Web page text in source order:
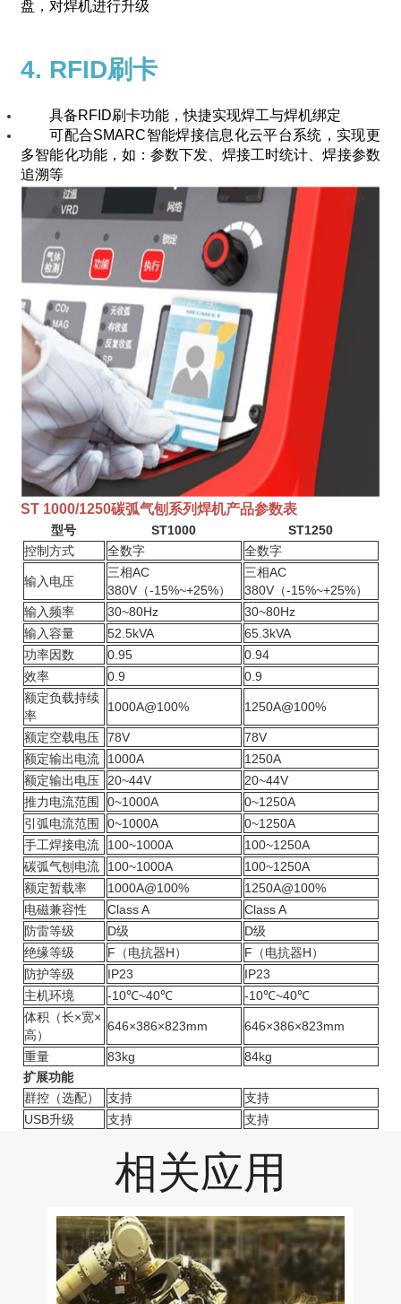
盘，对焊机进行升级
4. RFID刷卡
具备RFID刷卡功能，快捷实现焊工与焊机绑定
可配合SMARC智能焊接信息化云平台系统，实现更
多智能化功能，如：参数下发、焊接工时统计、焊接参数
追溯等
ST 1000/1250碳弧气刨系列焊机产品参数表
型号 ST1000
ST1250
控制方式
全数字 全数字
输入电压
三相AC
380V（-15%~+25%）
三相AC
380V（-15%~+25%）
输入频率
30~80Hz
30~80Hz
输入容量
52.5kVA
65.3kVA
功率因数
0.95
0.94
效率
0.9
0.9
额定负载持续
率
1000A@100% 1250A@100%
额定空载电压 78V
78V
额定输出电流
1000A
1250A
额定输出电压 20~44V
20~44V
推力电流范围
0~1000A
0~1250A
引弧电流范围
0~1000A
0~1250A
手工焊接电流
100~1000A
100~1250A
碳弧气刨电流
100~1000A
100~1250A
额定暂载率
1000A@100%
1250A@100%
电磁兼容性
Class A
Class A
防雷等级
D级
D级
绝缘等级
F（电抗器H）
F（电抗器H）
防护等级
IP23
IP23
主机环境
-10℃~40℃
-10℃~40℃
体积（长×宽×
高）
646×386×823mm 646×386×823mm
重量 83kg
84kg
扩展功能
群控（选配）
支持
支持
USB升级
支持 支持
相关应用